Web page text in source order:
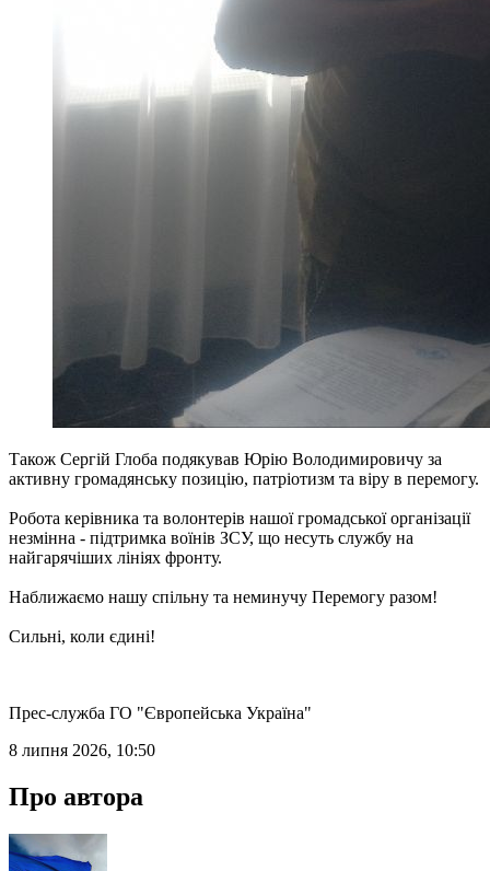
Також Сергій Глоба подякував Юрію Володимировичу за
активну громадянську позицію, патріотизм та віру в перемогу.
Робота керівника та волонтерів нашої громадської організації
незмінна - підтримка воїнів ЗСУ, що несуть службу на
найгарячіших лініях фронту.
Наближаємо нашу спільну та неминучу Перемогу разом!
Сильні, коли єдині!
Прес-служба ГО "Європейська Україна"
8 липня 2026, 10:50
Про автора